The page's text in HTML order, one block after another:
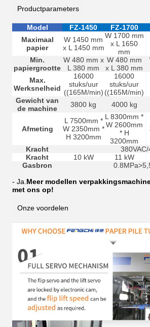
Productparameters
Model FZ-1450 FZ-1700
Maximaal
papier
W 1450 mm
x L 1450 mm
W 1700 mm
x L 1650
mm
Min.
papiergrootte
W 480 mm x
L 380 mm
W 480 mm
x L 380 mm
Max.
Werksnelheid
16000
stuks/uur
((165M/min)
16000
stuks/uur
((165M/min)
Gewicht van
de machine
3800 kg 4000 kg
Afmeting
L 7500mm *
W 2350mm *
H 3200mm
L 8300mm *
W 2600mm
* H
3200mm
Kracht
380VAC/
Kracht
10 kW 11 kW
Gasbron
- Ja. Meer modellen
met ons op!
Onze voordelen